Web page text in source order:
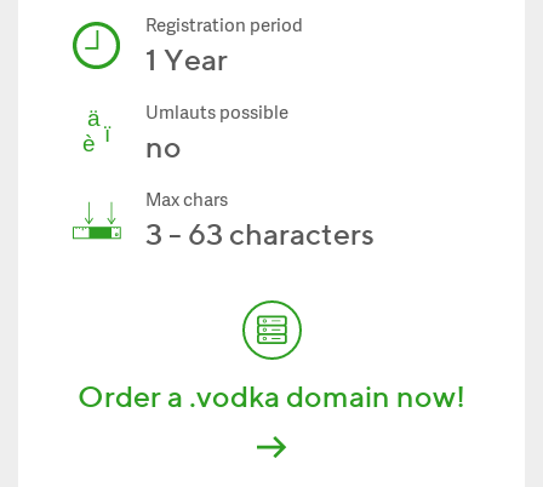
Registration period
1 Year
Umlauts possible
no
Max chars
3 - 63 characters
Order a .vodka domain now!